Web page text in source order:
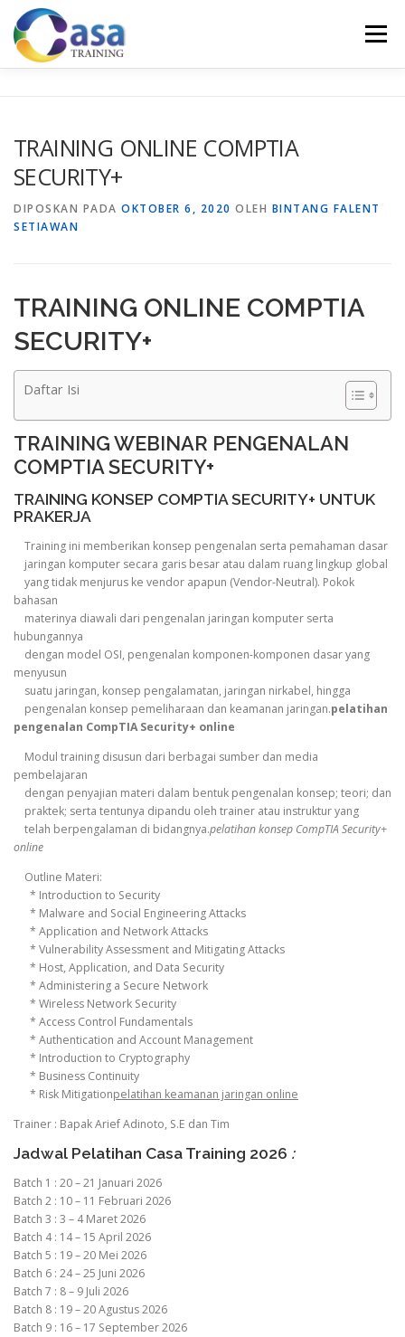
Lompat
konten
Menu
KONTAK KAMI
TRAINING ONLINE COMPTIA
SECURITY+
DIPOSKAN PADA OKTOBER 6, 2020 OLEH BINTANG FALENT
SETIAWAN
TRAINING ONLINE COMPTIA
SECURITY+
Daftar Isi
TRAINING WEBINAR PENGENALAN
COMPTIA SECURITY+
TRAINING KONSEP COMPTIA SECURITY+ UNTUK
PRAKERJA
Training ini memberikan konsep pengenalan serta pemahaman dasar
jaringan komputer secara garis besar atau dalam ruang lingkup global
yang tidak menjurus ke vendor apapun (Vendor-Neutral). Pokok
bahasan
materinya diawali dari pengenalan jaringan komputer serta
hubungannya
dengan model OSI, pengenalan komponen-komponen dasar yang
menyusun
suatu jaringan, konsep pengalamatan, jaringan nirkabel, hingga
pengenalan konsep pemeliharaan dan keamanan jaringan.pelatihan
pengenalan CompTIA Security+ online
Modul training disusun dari berbagai sumber dan media
pembelajaran
dengan penyajian materi dalam bentuk pengenalan konsep; teori; dan
praktek; serta tentunya dipandu oleh trainer atau instruktur yang
telah berpengalaman di bidangnya.pelatihan konsep CompTIA Security+
online
Outline Materi:
* Introduction to Security
* Malware and Social Engineering Attacks
* Application and Network Attacks
* Vulnerability Assessment and Mitigating Attacks
* Host, Application, and Data Security
* Administering a Secure Network
* Wireless Network Security
* Access Control Fundamentals
* Authentication and Account Management
* Introduction to Cryptography
* Business Continuity
* Risk Mitigationpelatihan keamanan jaringan online
Trainer : Bapak Arief Adinoto, S.E dan Tim
Jadwal Pelatihan Casa Training 2026 :
Batch 1 : 20 – 21 Januari 2026
Batch 2 : 10 – 11 Februari 2026
Batch 3 : 3 – 4 Maret 2026
Batch 4 : 14 – 15 April 2026
Batch 5 : 19 – 20 Mei 2026
Batch 6 : 24 – 25 Juni 2026
Batch 7 : 8 – 9 Juli 2026
Batch 8 : 19 – 20 Agustus 2026
Batch 9 : 16 – 17 September 2026